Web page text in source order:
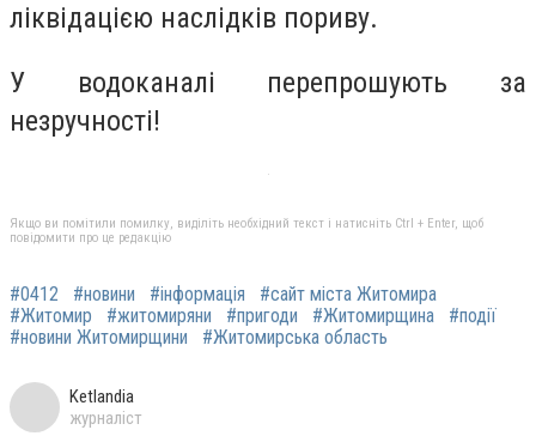
ліквідацією наслідків пориву.
У водоканалі перепрошують за
незручності!
Якщо ви помітили помилку, виділіть необхідний текст і натисніть Ctrl + Enter, щоб
повідомити про це редакцію
#0412 #новини #інформація
#сайт міста Житомира
#Житомир
#житомиряни #пригоди #Житомирщина
#події
#новини Житомирщини
#Житомирська область
Ketlandia
журналіст